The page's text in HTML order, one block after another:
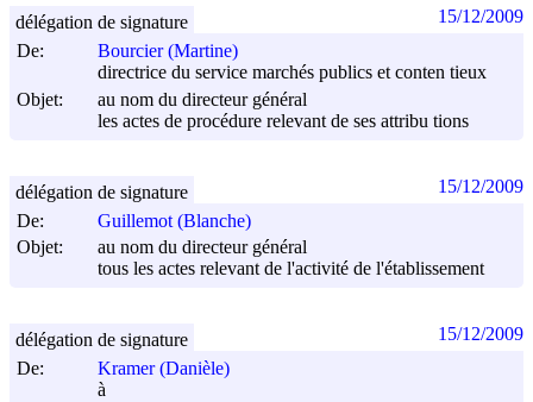
De:
Bourcier (Martine)
directrice du service marchés publics et conten tieux
Objet:
au nom du directeur général
les actes de procédure relevant de ses attribu tions
délégation de signature 15/12/2009
De:
Guillemot (Blanche)
Objet:
au nom du directeur général
tous les actes relevant de l'activité de l'établissement
délégation de signature 15/12/2009
De:
Kramer (Danièle)
à
délégation de signature 15/12/2009